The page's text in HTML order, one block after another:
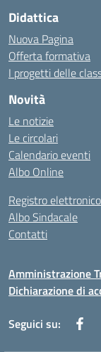
Didattica
Nuova Pagina
Offerta formativa
I progetti delle
Novità
Le notizie
Le circolari
Calendario eventi
Albo Online
Registro elettronico
Albo Sindacale
Contatti
Amministrazione
Dichiarazione di
Seguici su: